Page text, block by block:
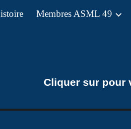
Skip to main content
Membres ASML 49
Cliquer sur pour